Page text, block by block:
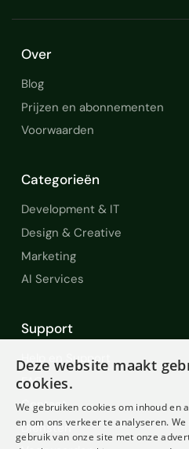
Over
Blog
Prijzen en abonnementen
Voorwaarden
Categorieën
Development & IT
Design & Creative
Marketing
AI Services
Support
Help en Support
FAQ
Contact
Diensten
Deze website maakt
cookies.
We gebruiken cookies om inhoud en
en om ons verkeer te analyseren.
gebruik van onze site met onze